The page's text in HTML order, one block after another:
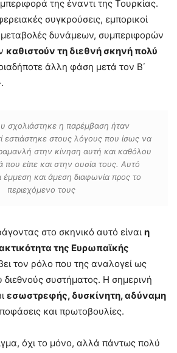
της έναντι της Τουρκίας.
συγκρούσεις, εμπορικοί
μεταβολές δυνάμεων, συμπεριφορών
καθιστούν τη διεθνή σκηνή πολύ
άλλη φάση μετά τον Β΄
σχολιάστηκε η παρέμβαση ήταν
εστιάστηκε στους λόγους που ίσως να
στην κίνηση αυτή και καθόλου
που είπε και στην ουσία τους. Αυτό
έμμεση και άμεση διαφωνία προς το
περιεχόμενο τους
στο σκηνικό αυτό είναι η
της Ευρωπαϊκής
τον ρόλο που της αναλογεί ως
διεθνούς συστήματος. Η σημερινή
εσωστρεφής, δυσκίνητη, αδύναμη
και πρωτοβουλίες.
όχι το μόνο, αλλά πάντως πολύ